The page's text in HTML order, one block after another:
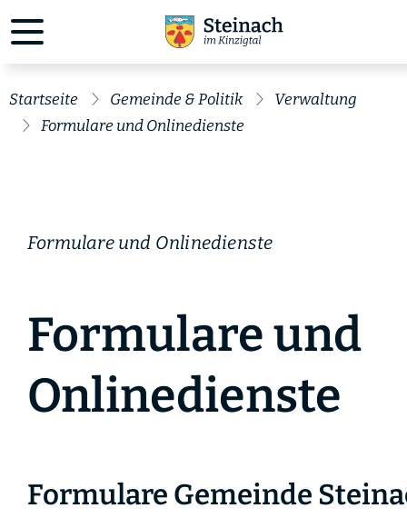
Startseite Gemeinde & Politik
Verwaltung
Formulare und Onlinedienste
Formulare und Onlinedienste
Formulare und
Onlinedienste
Formulare Gemeinde